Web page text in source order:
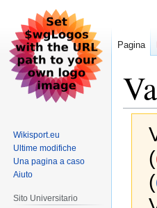
(
(
Pagina
Wikisport.eu
Ultime modifiche
Una pagina a caso
Aiuto
Sito Universitario